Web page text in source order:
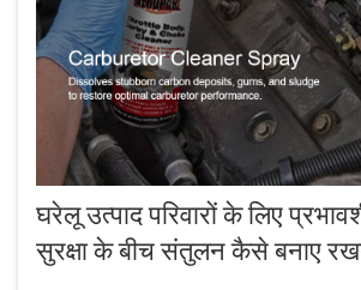
घरेलू उत्पाद परिवारों के लिए
सुरक्षा के बीच संतुलन कैसे बनाए